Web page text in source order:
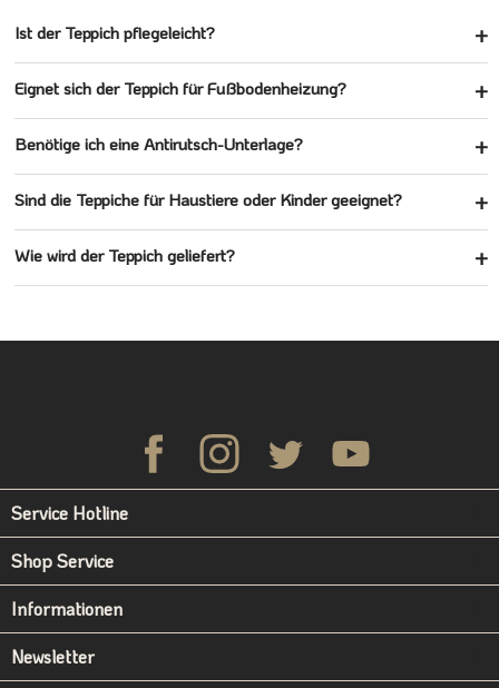
Ist der Teppich pflegeleicht?
Eignet sich der Teppich für Fußbodenheizung?
Benötige ich eine Antirutsch-Unterlage?
Sind die Teppiche für Haustiere oder Kinder geeignet?
Wie wird der Teppich geliefert?
Service Hotline
Shop Service
Informationen
Newsletter